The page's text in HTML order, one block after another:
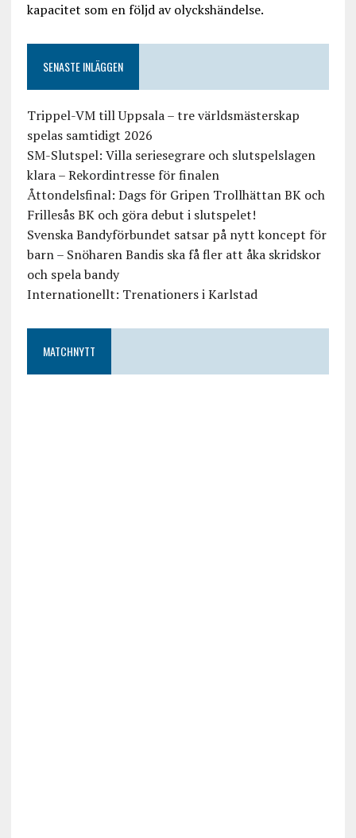
kapacitet som en följd av olyckshändelse.
SENASTE INLÄGGEN
Trippel-VM till Uppsala – tre världsmästerskap
spelas samtidigt 2026
SM-Slutspel: Villa seriesegrare och slutspelslagen
klara – Rekordintresse för finalen
Åttondelsfinal: Dags för Gripen Trollhättan BK och
Frillesås BK och göra debut i slutspelet!
Svenska Bandyförbundet satsar på nytt koncept för
barn – Snöharen Bandis ska få fler att åka skridskor
och spela bandy
Internationellt: Trenationers i Karlstad
MATCHNYTT